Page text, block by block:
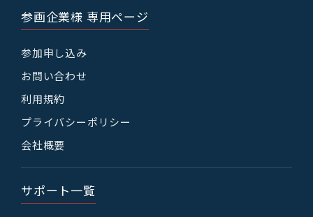
参画企業様 専用ページ
参加申し込み
お問い合わせ
利用規約
プライバシーポリシー
会社概要
サポート一覧